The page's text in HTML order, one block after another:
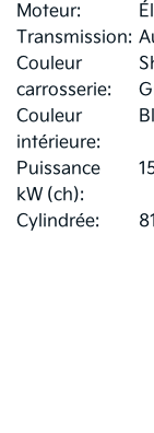
Moteur:
Transmission:
Couleur
carrosserie:
Couleur
intérieure:
Puissance
kW (ch):
Cylindrée: